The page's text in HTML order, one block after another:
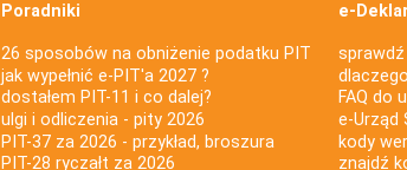
Poradniki
26 sposobów na obniżenie podatku PIT
jak wypełnić e-PIT'a 2027 ?
dostałem PIT-11 i co dalej?
ulgi i odliczenia - pity 2026
PIT-37 za 2026 - przykład, broszura
PIT-28 ryczałt za 2026
e-
FAQ do
e-Urząd
kody
znajdź